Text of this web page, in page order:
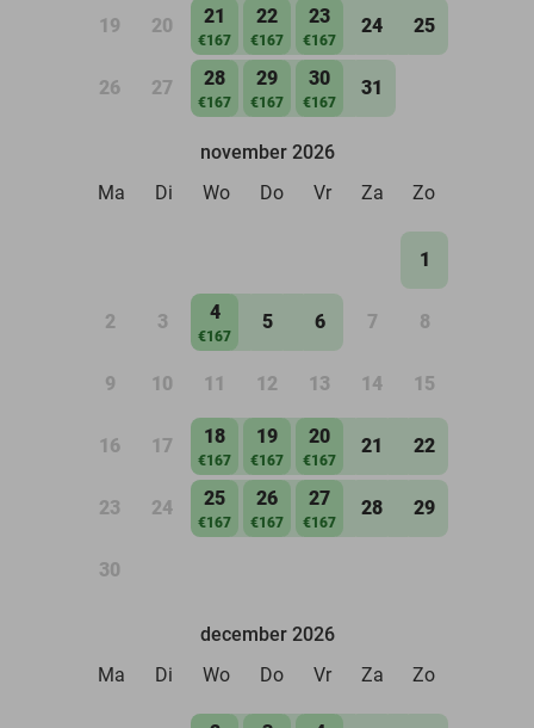
19 20 21
€167
22
€167
23
€167
24 25
26 27 28
€167
29
€167
30
€167
31
november 2026
Ma
Di Wo Do Vr Za Zo
1
2 3 4
€167
5 6 7 8
9 10 11 12 13 14 15
16 17 18
€167
19
€167
20
€167
21 22
23 24 25
€167
26
€167
27
€167
28 29
30
december 2026
Ma
Di Wo Do Vr Za Zo